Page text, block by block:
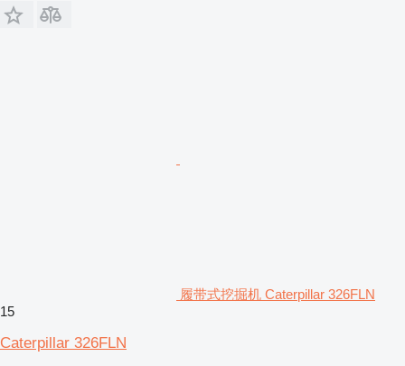
履带式挖掘机 Caterpillar 326FLN
15
Caterpillar 326FLN